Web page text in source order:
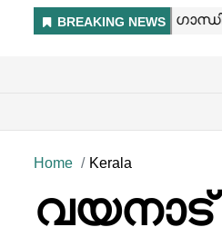
Home Kerala
വയനാട്